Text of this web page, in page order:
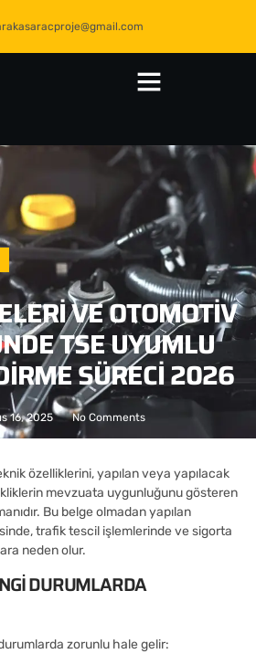
VE OTOMOTIV
TSE UYUMLU
SÜRECI 2026
16, 2025 No Comments
özelliklerini, yapılan veya yapılacak
mevzuata uygunluğunu gösteren
Bu belge olmadan yapılan
trafik tescil işlemlerinde ve sigorta
neden olur.
DURUMLARDA
zorunlu hale gelir: